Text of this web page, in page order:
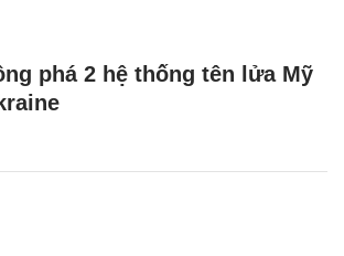
phá 2 hệ thống tên lửa Mỹ